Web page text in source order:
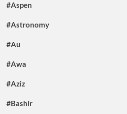
#Aspen
#Astronomy
#Au
#Awa
#Aziz
#Bashir